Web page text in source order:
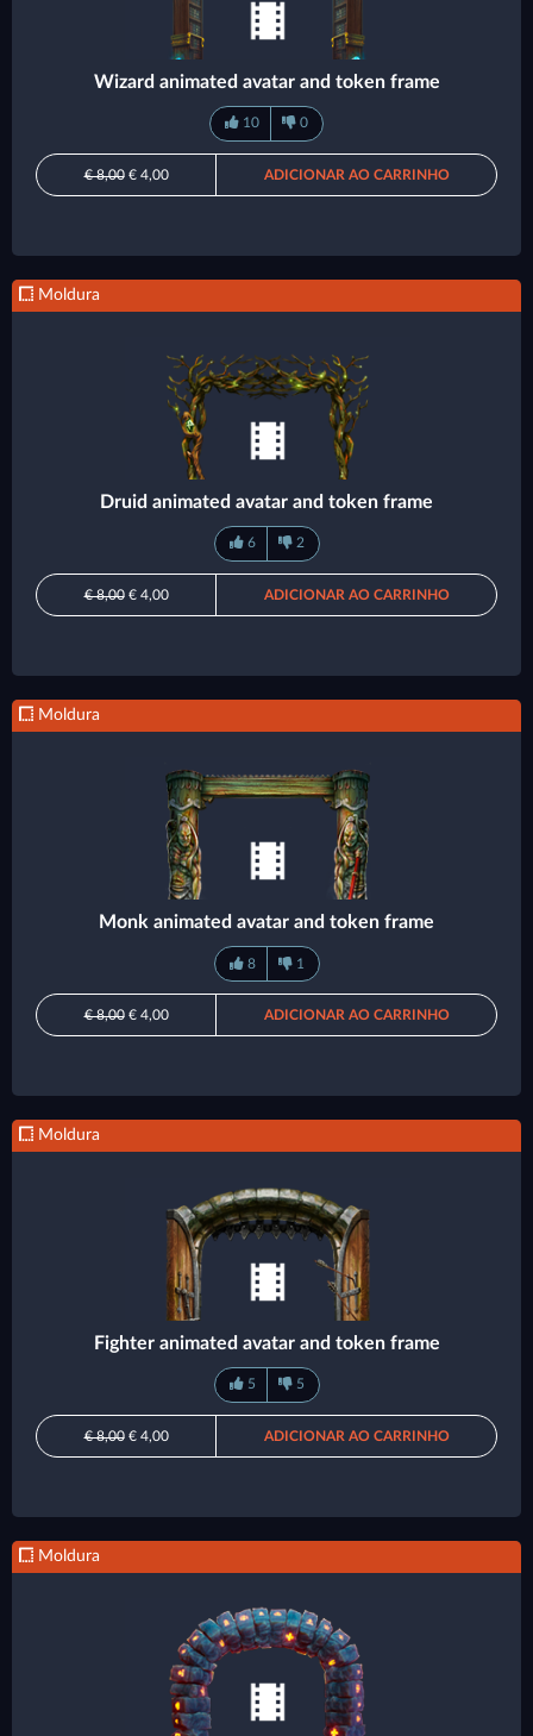
Wizard animated avatar and token frame
10 0
€ 8,00€ 4,00 ADICIONAR AO CARRINHO
Moldura
Druid animated avatar and token frame
6 2
€ 8,00€ 4,00 ADICIONAR AO CARRINHO
Moldura
Monk animated avatar and token frame
8 1
€ 8,00€ 4,00 ADICIONAR AO CARRINHO
Moldura
Fighter animated avatar and token frame
5 5
€ 8,00€ 4,00 ADICIONAR AO CARRINHO
Moldura